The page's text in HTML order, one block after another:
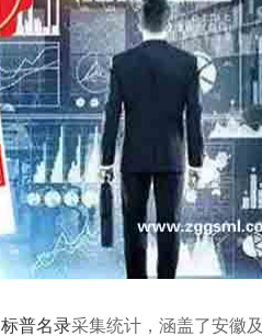
标普名录采集统计，涵盖了安徽及